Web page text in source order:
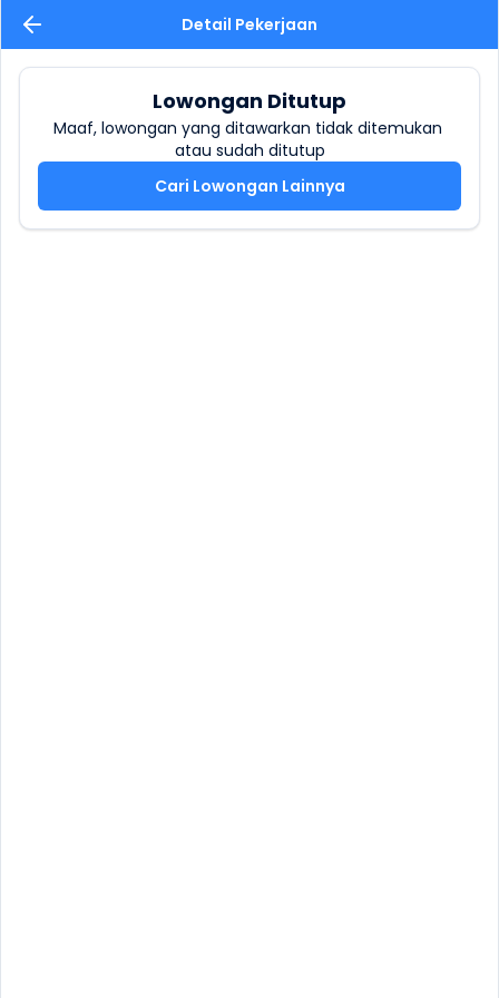
Detail Pekerjaan
Lowongan Ditutup
Maaf, lowongan yang ditawarkan tidak ditemukan
atau sudah ditutup
Cari Lowongan Lainnya